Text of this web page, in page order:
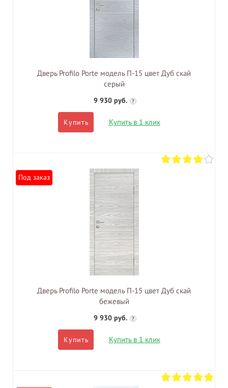
Дверь Profilo Porte модель П-15 цвет Дуб скай
серый
9 930 руб. ?
Купить Купить в 1 клик
Под заказ
Дверь Profilo Porte модель П-15 цвет Дуб скай
бежевый
9 930 руб. ?
Купить Купить в 1 клик